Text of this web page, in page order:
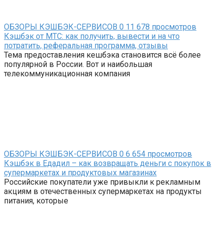
ОБЗОРЫ КЭШБЭК-СЕРВИСОВ 0 11 678 просмотров
Кэшбэк от МТС: как получить, вывести и на что
потратить, реферальная программа, отзывы
Тема предоставления кешбэка становится всё более
популярной в России. Вот и наибольшая
телекоммуникационная компания
ОБЗОРЫ КЭШБЭК-СЕРВИСОВ 0 6 654 просмотров
Кэшбэк в Едадил – как возвращать деньги с покупок в
супермаркетах и продуктовых магазинах
Российские покупатели уже привыкли к рекламным
акциям в отечественных супермаркетах на продукты
питания, которые